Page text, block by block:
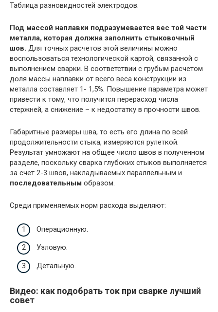
Таблица разновидностей электродов.
Под массой наплавки подразумевается вес той части
металла, которая должна заполнить стыковочный
шов. Для точных расчетов этой величины можно
воспользоваться технологической картой, связанной с
выполнением сварки. В соответствии с грубым расчетом
доля массы наплавки от всего веса конструкции из
металла составляет 1- 1,5%. Повышение параметра может
привести к тому, что получится перерасход числа
стержней, а снижение – к недостатку в прочности швов.
Габаритные размеры шва, то есть его длина по всей
продолжительности стыка, измеряются рулеткой.
Результат умножают на общее число швов в полученном
разделе, поскольку сварка глубоких стыков выполняется
за счет 2-3 швов, накладываемых параллельным и
последовательным образом.
Среди применяемых норм расхода выделяют:
Операционную.
Узловую.
Детальную.
Видео: как подобрать ток при сварке лучший
совет